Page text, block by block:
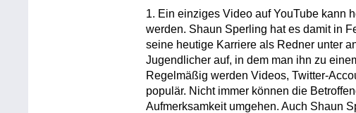
1. Ein einziges Video auf YouTube kann
werden. Shaun Sperling hat es damit in
seine heutige Karriere als Redner unter
Jugendlicher auf, in dem man ihn zu
Regelmäßig werden Videos, Twitter-
populär. Nicht immer können die
Aufmerksamkeit umgehen. Auch Shaun